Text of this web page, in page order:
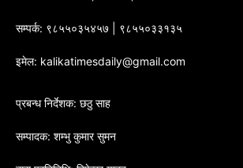
सम्पर्क: ९८५५०३५४५७ | ९८५५०३३१३५
इमेल: kalikatimesdaily@gmail.com
प्रबन्ध निर्देशक: छठु साह
सम्पादक: शम्भु कुमार सुमन